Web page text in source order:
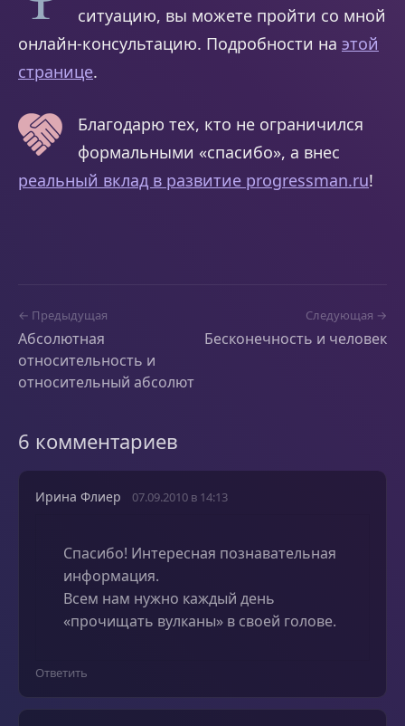
ситуацию, вы можете пройти со мной
онлайн-консультацию. Подробности на этой
странице.
Благодарю тех, кто не ограничился
формальными «спасибо», а внес
реальный вклад в развитие progressman.ru!
← Предыдущая
Абсолютная
относительность и
относительный абсолют
Следующая →
Бесконечность и человек
6 комментариев
Ирина Флиер 07.09.2010 в 14:13
Cпасибо! Интересная познавательная
информация.
Всем нам нужно каждый день
«прочищать вулканы» в своей голове.
Ответить